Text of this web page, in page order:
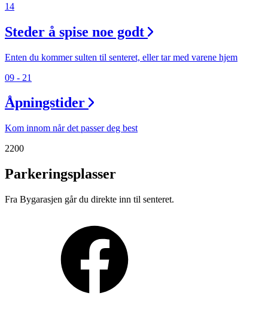
14
Steder å spise noe godt
Enten du kommer sulten til senteret, eller tar med varene hjem
09 - 21
Åpningstider
Kom innom når det passer deg best
2200
Parkeringsplasser
Fra Bygarasjen går du direkte inn til senteret.